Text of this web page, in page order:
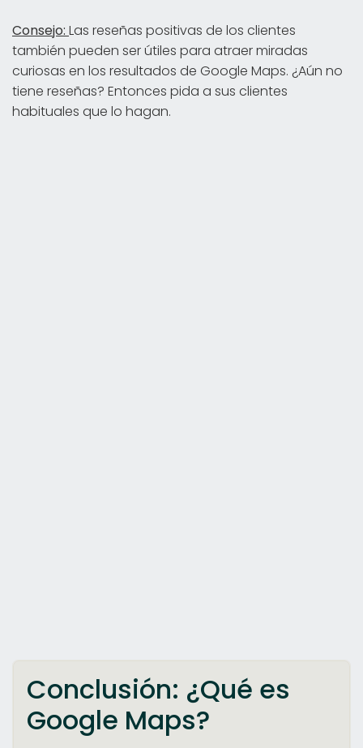
Consejo: Las reseñas positivas de los clientes
también pueden ser útiles para atraer miradas
curiosas en los resultados de Google Maps. ¿Aún no
tiene reseñas? Entonces pida a sus clientes
habituales que lo hagan.
Conclusión: ¿Qué es
Google Maps?